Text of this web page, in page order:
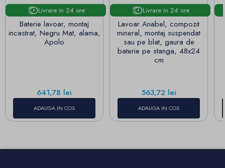
Livrare in 24 ore
Baterie lavoar, montaj
incastrat, Negru Mat, alama,
Apolo
Pret
641,78 lei
ADAUGA IN COS
Livrare in 24 ore
Lavoar Anabel, compozit
mineral, montaj suspendat
sau pe blat, gaura de
baterie pe stanga, 48x24
cm
Pret
563,72 lei
ADAUGA IN COS